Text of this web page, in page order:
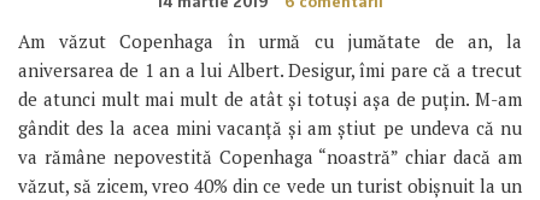
Am văzut Copenhaga în urmă cu jumătate de an, la
aniversarea de 1 an a lui Albert. Desigur, îmi pare că a trecut
de atunci mult mai mult de atât și totuși așa de puțin. M-am
gândit des la acea mini vacanță și am știut pe undeva că nu
va rămâne nepovestită Copenhaga “noastră” chiar dacă am
văzut, să zicem, vreo 40% din ce vede un turist obișnuit la un